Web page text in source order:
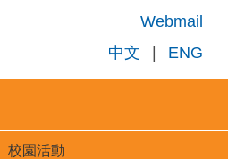
Webmail
中文
| ENG
校園活動